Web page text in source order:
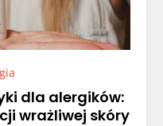
dla alergików:
wrażliwej skóry